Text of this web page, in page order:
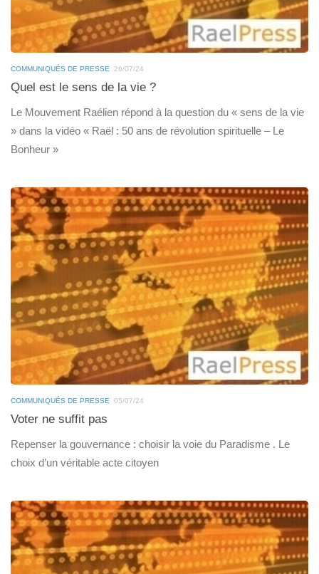
COMMUNIQUÉS DE PRESSE 26/07/24
Quel est le sens de la vie ?
Le Mouvement Raélien répond à la question du « sens de la vie
» dans la vidéo « Raël : 50 ans de révolution spirituelle – Le
Bonheur »
COMMUNIQUÉS DE PRESSE 05/07/24
Voter ne suffit pas
Repenser la gouvernance : choisir la voie du Paradisme . Le
choix d’un véritable acte citoyen